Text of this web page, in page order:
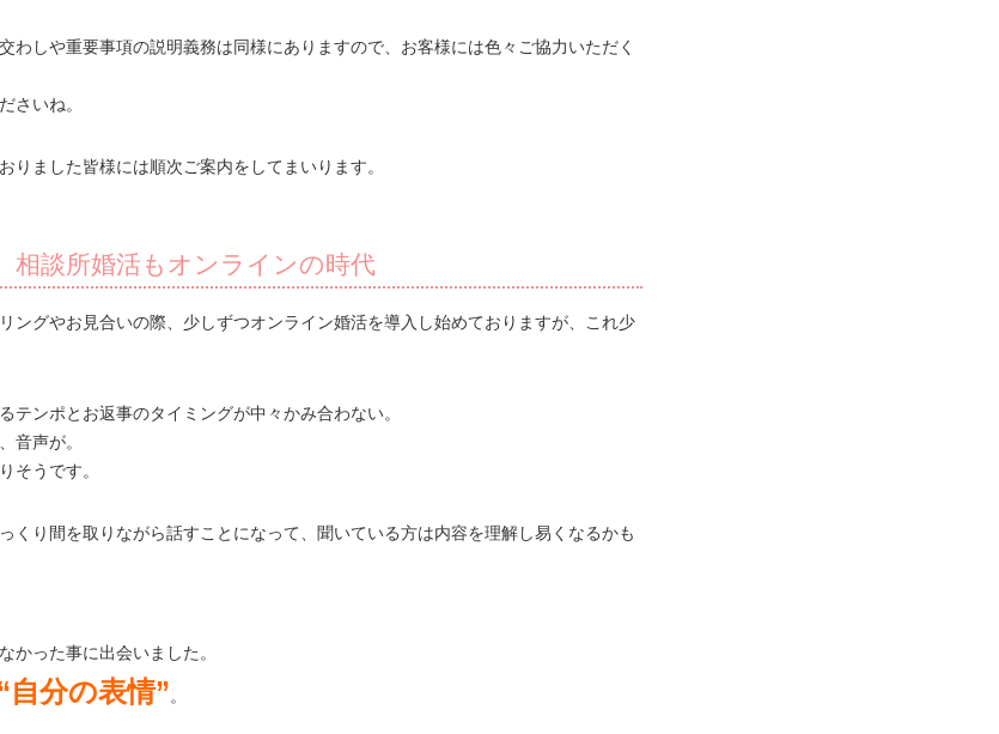
わしや重要事項の説明義務は同様にありますので、お客様には色々ご協力いただく
さいね。
りました皆様には順次ご案内をしてまいります。
相談所婚活もオンラインの時代
ングやお見合いの際、少しずつオンライン婚活を導入し始めておりますが、これ少
テンポとお返事のタイミングが中々かみ合わない。
音声が。
そうです。
くり間を取りながら話すことになって、聞いている方は内容を理解し易くなるかも
かった事に出会いました。
自分の表情”。